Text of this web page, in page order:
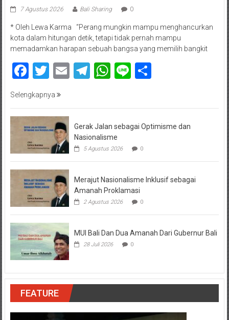
7 Agustus 2026 Bali Sharing 0
* Oleh Lewa Karma “Perang mungkin mampu menghancurkan
kota dalam hitungan detik, tetapi tidak pernah mampu
memadamkan harapan sebuah bangsa yang memilih bangkit
Facebook
Twitter
EmailTelegram
WhatsApp
LineShare
Selengkapnya
Gerak Jalan sebagai Optimisme dan
Nasionalisme
5 Agustus 2026 0
Merajut Nasionalisme Inklusif sebagai
Amanah Proklamasi
2 Agustus 2026 0
MUI Bali Dan Dua Amanah Dari Gubernur Bali
28 Juli 2026 0
FEATURE